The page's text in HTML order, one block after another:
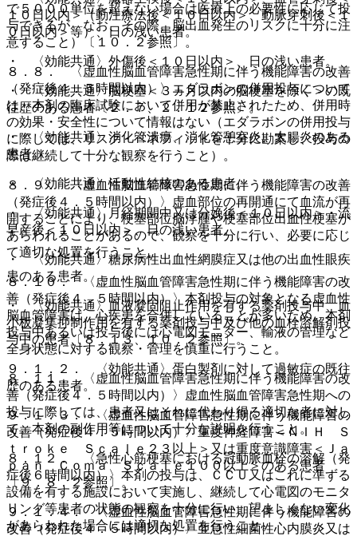
１０日以内＞（動注療法後＜１０日以内＞、動脈穿刺後＜１
０日以内＞等）、日の浅い患者。
・ 〈効能共通〉外傷後＜１０日以内＞、日の浅い患者。
・ 〈効能共通〉脳梗塞＜３ヵ月以内の脳梗塞を除く＞の既
往歴のある患者〔２．７、２．１２参照〕。
・ 〈効能共通〉消化管潰瘍、消化管憩室炎、大腸炎のある
患者。
・ 〈効能共通〉活動性結核のある患者。
・ 〈効能共通〉月経期間中又は分娩後＜１０日以内＞・流
早産後＜１０日以内＞、日の浅い患者。
・ 〈効能共通〉糖尿病性出血性網膜症又は他の出血性眼疾
患のある患者。
・ 〈効能共通〉血液凝固阻止作用を有する薬剤投与中、血
小板凝集抑制作用を有する薬剤投与中及び他の血栓溶解剤投
与中の患者〔８．１３、１０．２参照〕。
９．１．２． 〈効能共通〉蛋白製剤に対して過敏症の既往
歴のある患者。
９．１．３． 〈虚血性脳血管障害急性期に伴う機能障害の
改善（発症後４．５時間以内）〉重度神経障害＜ＮＩＨ Ｓ
ｔｒｏｋｅ Ｓｃａｌｅ２３以上＞又は重度意識障害＜Ｊａ
ｐａｎ Ｃｏｍａ Ｓｃａｌｅ１００以上＞のある患者
〔９．８．２参照〕。
９．１．４． 〈虚血性脳血管障害急性期に伴う機能障害の
改善（発症後４．５時間以内）〉亜急性細菌性心内膜炎又は
で５０００単位を超えない場合は医療上の必要性に応じて投
与できるが、なお、その際、脳出血発生のリスクに十分に注
意すること）〔１０．２参照〕。
８．８． 〈虚血性脳血管障害急性期に伴う機能障害の改善
（発症後４．５時間以内）〉エダラボンの併用投与について
は、本剤の臨床試験において併用が禁止されたため、併用時
の効果・安全性について情報はない（エダラボンの併用投与
に際しては、リスク・ベネフィットを十分に勘案し、投与の
際は継続して十分な観察を行うこと）。
８．９． 〈虚血性脳血管障害急性期に伴う機能障害の改善
（発症後４．５時間以内）〉虚血部位の再開通にて血流が再
開することにより、梗塞部位脳浮腫や梗塞部位出血性梗塞が
あらわれることがあるので、観察を十分に行い、必要に応じ
て適切な処置を行うこと。
８．１０． 〈虚血性脳血管障害急性期に伴う機能障害の改
善（発症後４．５時間以内）〉本剤投与の対象となる虚血性
脳血管障害は、心疾患を合併していることが多いため、本剤
投与中あるいは投与後には心電図モニター、輸液の管理など
全身状態に対する観察・管理を慎重に行うこと。
８．１１． 〈虚血性脳血管障害急性期に伴う機能障害の改
善（発症後４．５時間以内）〉虚血性脳血管障害急性期への
投与に際しては、患者又はそれに代わり得る適切な者に対し
て、本剤の副作用等について十分な説明を行うこと。
８．１２． 〈急性心筋梗塞における冠動脈血栓の溶解（発
症後６時間以内）〉本剤の投与は、ＣＣＵ又はこれに準ずる
設備を有する施設において実施し、継続して心電図のモニタ
リング等患者の状態の観察を十分に行い、望ましくない変化
があらわれた場合には適切な処置を行うこと。